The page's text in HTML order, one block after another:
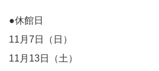
●休館日
11月7日（日）
11月13日（土）